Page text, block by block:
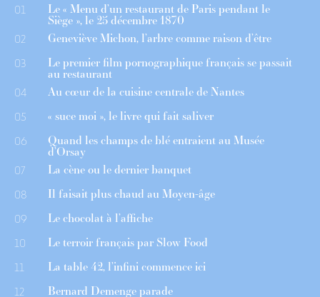
01 Le « Menu d’un restaurant de Paris pendant le
Siège », le 25 décembre 1870
02 Geneviève Michon, l’arbre comme raison d’être
03 Le premier film pornographique français se passait
au restaurant
04 Au cœur de la cuisine centrale de Nantes
05 « suce moi », le livre qui fait saliver
06 Quand les champs de blé entraient au Musée
d’Orsay
07 La cène ou le dernier banquet
08 Il faisait plus chaud au Moyen-âge
09 Le chocolat à l’affiche
10 Le terroir français par Slow Food
11 La table 42, l’infini commence ici
12 Bernard Demenge parade